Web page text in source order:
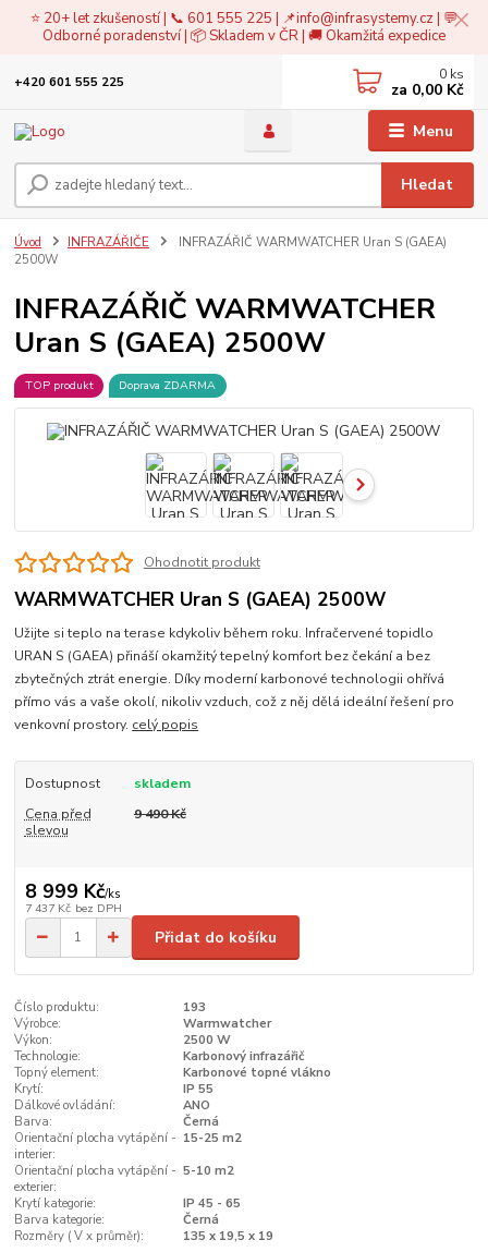
⭐ 20+ let zkušeností | 📞 601 555 225 | 📌info@infrasystemy.cz| 💬
Odborné poradenství | 📦 Skladem v ČR | 🚚 Okamžitá expedice
Menu
Hledat
+420 601 555 225 0 ks
za 0,00 Kč
Úvod INFRAZÁŘIČE
INFRAZÁŘIČ WARMWATCHER Uran S (GAEA)
2500W
INFRAZÁŘIČ WARMWATCHER
Uran S (GAEA) 2500W
TOP produkt Doprava ZDARMA
Ohodnotit produkt
WARMWATCHER Uran S (GAEA) 2500W
Užijte si teplo na terase kdykoliv během roku. Infračervené topidlo
URAN S (GAEA) přináší okamžitý tepelný komfort bez čekání a bez
zbytečných ztrát energie. Díky moderní karbonové technologii ohřívá
přímo vás a vaše okolí, nikoliv vzduch, což z něj dělá ideální řešení pro
venkovní prostory. celý popis
Dostupnost
skladem
Cena před
slevou
9 490 Kč
8 999 Kč/ks
7 437 Kč bez DPH
Přidat do košíku
Číslo produktu:
193
Výrobce:
Warmwatcher
Výkon:
2500 W
Technologie:
Karbonový infrazářič
Topný element:
Karbonové topné vlákno
Krytí:
IP 55
Dálkové ovládání:
ANO
Barva:
Černá
Orientační plocha vytápění -
interier:
15-25 m2
Orientační plocha vytápění -
exterier:
5-10 m2
Krytí kategorie:
IP 45 - 65
Barva kategorie:
Černá
Rozměry ( V x průměr):
135 x 19,5 x 19